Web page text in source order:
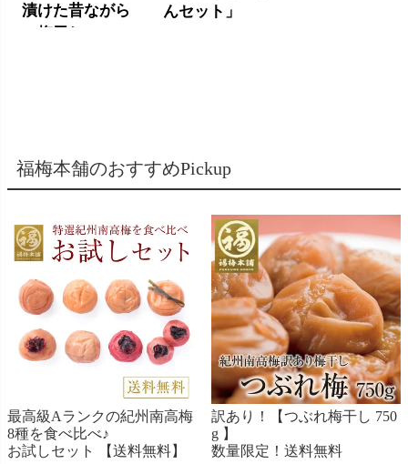
漬けた昔ながら
んセット」
福梅本舗のおすすめPickup
最高級Aランクの紀州南高梅
8種を食べ比べ♪
お試しセット 【送料無料】
訳あり！【つぶれ梅干し 750
g 】
数量限定！送料無料